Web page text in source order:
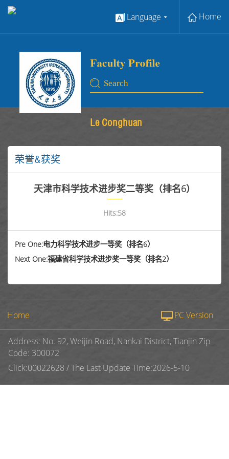
Language Home
Le Conghuan
荣誉&获奖
天津市科学技术进步奖二等奖（排名6）
Hits:58
Pre One:电力科学技术进步一等奖（排名6）
Next One:福建省科学技术进步奖一等奖（排名2）
Home PC Version
Address: No. 92, Weijin Road, Nankai District, Tianjin Zip
Code: 300072
Click:00022628 /The Last Update Time:2026-5-10